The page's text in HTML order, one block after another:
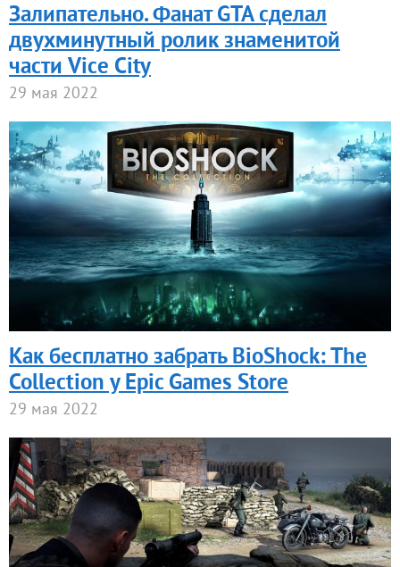
Залипательно. Фанат GTA сделал
двухминутный ролик знаменитой
части Vice City
29 мая 2022
Как бесплатно забрать BioShock: The
Collection у Epic Games Store
29 мая 2022